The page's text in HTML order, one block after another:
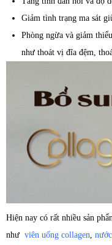
Giảm tình trạng ma sát
Phòng ngừa và giảm
như thoát vị đĩa đệm,
Hiện nay có rất nhiều sản
như viên uống collagen,